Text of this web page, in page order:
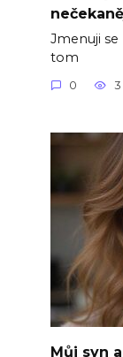
Jmenuji
tom
0 3
Můj syn